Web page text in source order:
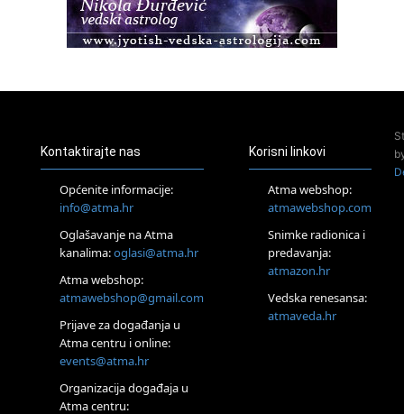
Access Energetski Facelift®
Tečaj Višeg Vodstva, razvijanja intuicije i Akaša zapisa
25.08.
Upisi u program Profesionalni hipnoterapeut — nova
generacija kreće 25.08. 2026.
Online
Visoko
Alemka Dauskardt – Jednodnevna radionica sistemskih
konstelacija
HOD PO ŽERAVICI – Seminar koji mijenja tijelo, duh i um
SoulFest – Festival glazbe, mudrosti i zajedništva
Kontaktirajte nas
Općenite informacije:
info@atma.hr
Oglašavanje na Atma
kanalima:oglasi@atma.hr
Atma webshop:
atmawebshop@gmail.com
Prijave za događanja u
Atma centru i online:
events@atma.hr
Organizacija događaja u
Atma centru:
Korisni linkovi
Atma webshop:
atmawebshop.com
Snimke radionica i
predavanja:
atmazon.hr
Vedska renesansa:
atmaveda.hr